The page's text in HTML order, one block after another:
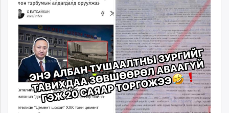
shuum.mn
times.mn
tvmongolia.mn
mass.mn
unegui.mn
assa.mn
toim.mn
tac.mn
paparazzi.mn